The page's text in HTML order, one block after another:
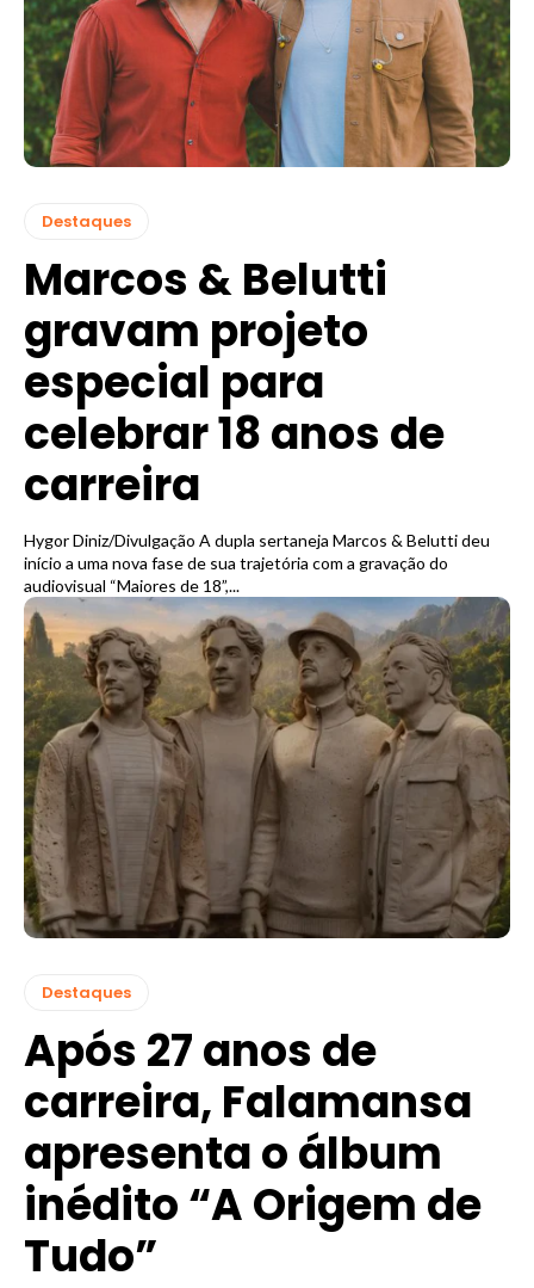
Destaques
Marcos & Belutti
gravam projeto
especial para
celebrar 18 anos de
carreira
Hygor Diniz/Divulgação A dupla sertaneja Marcos & Belutti deu
início a uma nova fase de sua trajetória com a gravação do
audiovisual “Maiores de 18”,...
Destaques
Após 27 anos de
carreira, Falamansa
apresenta o álbum
inédito “A Origem de
Tudo”